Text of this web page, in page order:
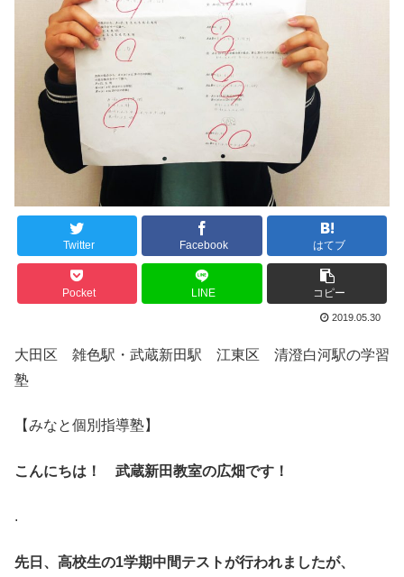
Twitter Facebook はてブ
Pocket LINE コピー
2019.05.30
大田区 雑色駅・武蔵新田駅 江東区 清澄白河駅の学習
塾
【みなと個別指導塾】
こんにちは！ 武蔵新田教室の広畑です！
.
先日、高校生の1学期中間テストが行われましたが、